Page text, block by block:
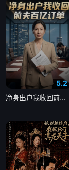
5.2
净身出户我收回前夫百亿订单